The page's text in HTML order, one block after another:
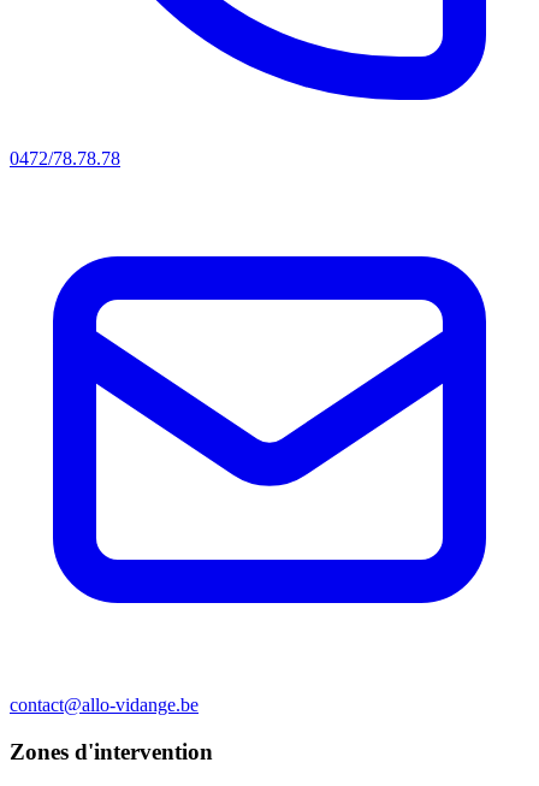
0472/78.78.78
contact@allo-vidange.be
Zones d'intervention